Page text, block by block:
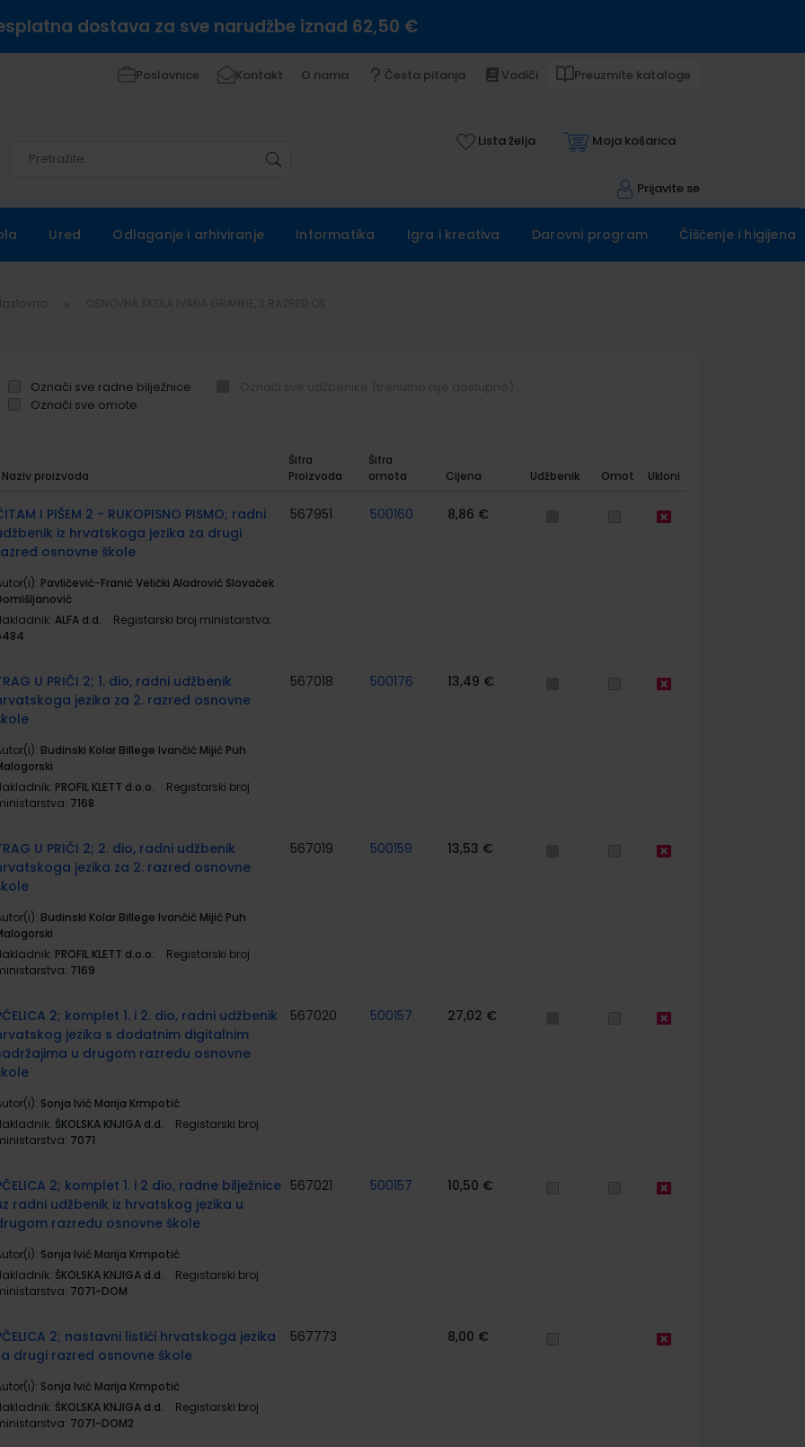
dostava za sve narudžbe iznad 62,50 €
Poslovnice Kontakt O nama Česta pitanja Vodiči Preuzmite kataloge
Lista želja Moja košarica
Prijavite se
Ured Odlaganje i arhiviranje Informatika Igra i kreativa Darovni program Čišćenje i higijena
Označi sve radne bilježnice
Označi sve omote
Naziv proizvoda
Šifra
Proizvoda
Šifra
omota
Cijena Udžbenik Omot Ukloni
I PIŠEM 2 - RUKOPISNO PISMO; radni
iz hrvatskoga jezika za drugi
osnovne škole
Pavličević-Franić Velički Aladrović Slovaček
ALFA d.d.
Registarski broj ministarstva:
567951 500160 8,86 €
U PRIČI 2; 1. dio, radni udžbenik
jezika za 2. razred osnovne
Budinski Kolar Billege Ivančić Mijić Puh
PROFIL KLETT d.o.o.
Registarski broj
7168
567018 500176 13,49 €
U PRIČI 2; 2. dio, radni udžbenik
jezika za 2. razred osnovne
Budinski Kolar Billege Ivančić Mijić Puh
PROFIL KLETT d.o.o.
Registarski broj
7169
567019 500159 13,53 €
2; komplet 1. i 2. dio, radni udžbenik
jezika s dodatnim digitalnim
u drugom razredu osnovne
Sonja Ivić Marija Krmpotić
ŠKOLSKA KNJIGA d.d.
Registarski broj
7071
567020 500157 27,02 €
2; komplet 1. i 2 dio, radne bilježnice
radni udžbenik iz hrvatskog jezika u
razredu osnovne škole
Sonja Ivić Marija Krmpotić
ŠKOLSKA KNJIGA d.d.
Registarski broj
7071-DOM
567021 500157 10,50 €
2; nastavni listići hrvatskoga jezika
drugi razred osnovne škole
Sonja Ivić Marija Krmpotić
ŠKOLSKA KNJIGA d.d.
Registarski broj
7071-DOM2
567773 8,00 €